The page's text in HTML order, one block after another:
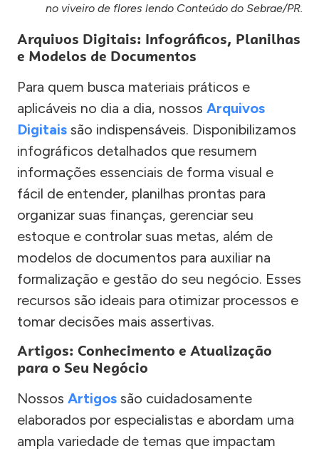
no viveiro de flores lendo Conteúdo do Sebrae/PR.
Arquivos Digitais: Infográficos, Planilhas
e Modelos de Documentos
Para quem busca materiais práticos e
aplicáveis no dia a dia, nossos Arquivos
Digitais são indispensáveis. Disponibilizamos
infográficos detalhados que resumem
informações essenciais de forma visual e
fácil de entender, planilhas prontas para
organizar suas finanças, gerenciar seu
estoque e controlar suas metas, além de
modelos de documentos para auxiliar na
formalização e gestão do seu negócio. Esses
recursos são ideais para otimizar processos e
tomar decisões mais assertivas.
Artigos: Conhecimento e Atualização
para o Seu Negócio
Nossos Artigos são cuidadosamente
elaborados por especialistas e abordam uma
ampla variedade de temas que impactam